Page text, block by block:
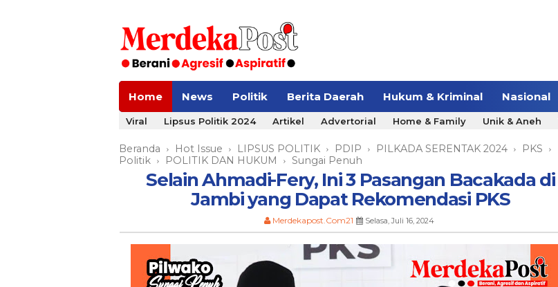
Home News Politik Berita Daerah Hukum & Kriminal Nasional
Viral Lipsus Politik 2024 Artikel Advertorial Home & Family Unik & Aneh
Beranda › Hot Issue › LIPSUS POLITIK › PDIP › PILKADA SERENTAK 2024 › PKS ›
Politik › POLITIK DAN HUKUM › Sungai Penuh
Selain Ahmadi-Fery, Ini 3 Pasangan Bacakada di
Jambi yang Dapat Rekomendasi PKS
Merdekapost.Com21 Selasa, Juli 16, 2024